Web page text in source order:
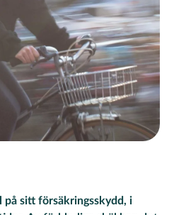
på sitt försäkringsskydd, i